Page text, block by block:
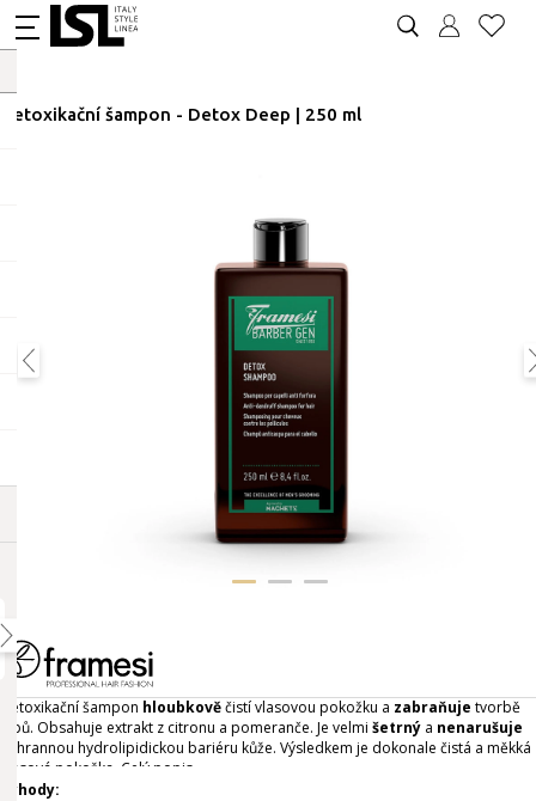
Detoxikační šampon - Detox Deep | 250 ml
Detoxikační šampon hloubkověčistí vlasovou pokožku a zabraňuje tvorbě
lupů. Obsahuje extrakt z citronu a pomeranče. Je velmi šetrný a nenarušuje
ochrannou hydrolipidickou bariéru kůže. Výsledkem je dokonale čistá a měkká
vlasová pokožka. Celý popis
Výhody: